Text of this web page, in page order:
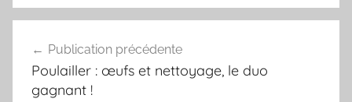
de
l’article
Publication précédente
Poulailler : œufs et nettoyage, le duo
gagnant !